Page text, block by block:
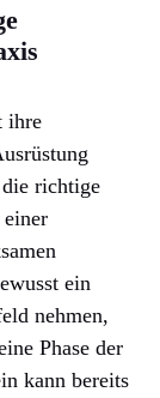
ihre
richtige
ein
nehmen,
Phase der
kann bereits